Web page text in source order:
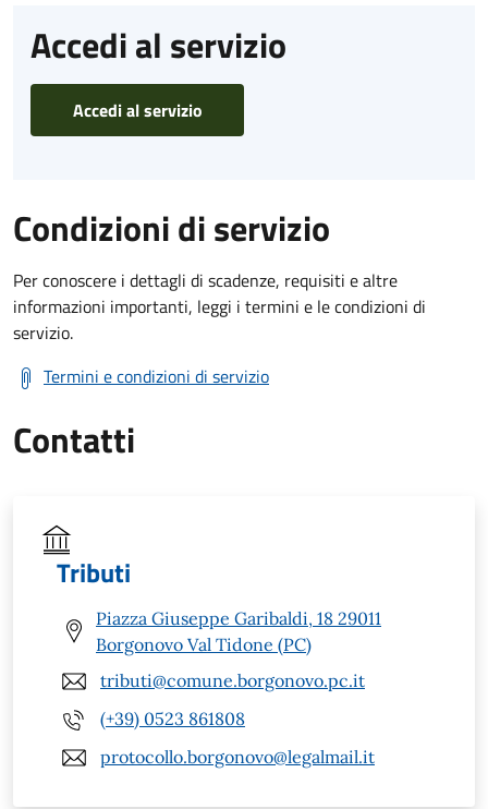
Accedi al servizio
Accedi al servizio
Condizioni di servizio
Per conoscere i dettagli di scadenze, requisiti e altre
informazioni importanti, leggi i termini e le condizioni di
servizio.
Termini e condizioni di servizio
Contatti
Tributi
Piazza Giuseppe Garibaldi, 18 29011
Borgonovo Val Tidone (PC)
tributi@comune.borgonovo.pc.it
(+39) 0523 861808
protocollo.borgonovo@legalmail.it